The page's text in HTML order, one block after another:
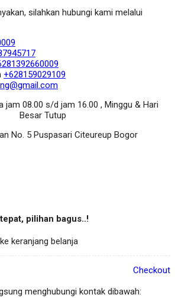
silahkan hubungi kami melalui
+628159029109
jam 08.00 s/d jam 16.00 , Minggu & Hari
Besar Tutup
No. 5 Puspasari Citeureup Bogor
pilihan bagus..!
keranjang belanja
Checkout
menghubungi kontak dibawah: